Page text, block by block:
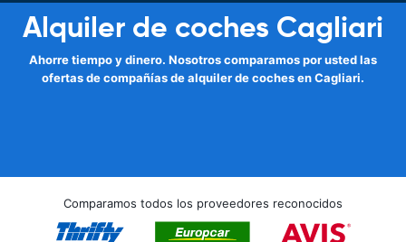
Alquiler de coches Cagliari
Ahorre tiempo y dinero. Nosotros comparamos por usted las
ofertas de compañías de alquiler de coches en Cagliari.
Comparamos todos los proveedores reconocidos